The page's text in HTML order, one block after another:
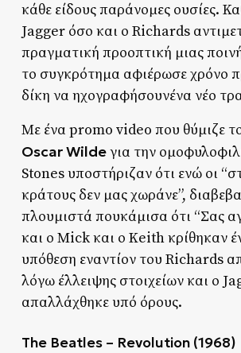
κάθε είδους παράνομες ουσίες.
Jagger όσο και ο Richards
πραγματική προοπτική μιας
το συγκρότημα αφιέρωσε χρόνο
δίκη να ηχογραφήσουνένα νέο
Με ένα promo video που θύμιζε
Oscar Wildeγια την
Stones υποστήριζαν ότι ενώ οι
κράτους δεν μας χωράνε”,
πλουμιστά πουκάμισα ότι “Σας
και ο Mick και ο Keith κρίθηκαν
υπόθεση εναντίον του Richards
λόγω έλλειψης στοιχείων και ο
απαλλάχθηκε υπό όρους.
The Beatles – Revolution (1968)